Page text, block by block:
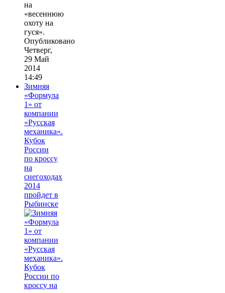
на
«весеннюю
охоту на
гуся».
Опубликовано
Четверг,
29 Май
2014
14:49
Зимняя
«Формула
1» от
компании
«Русская
механика».
Кубок
России
по кроссу
на
снегоходах
2014
пройдет в
Рыбинске